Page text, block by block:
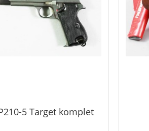
5 Target komplet